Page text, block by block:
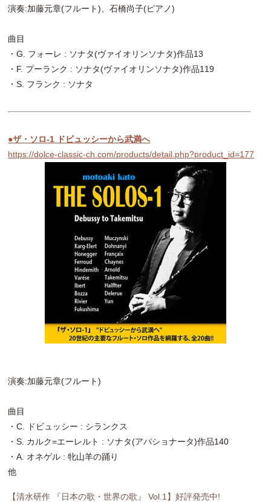
演奏:加藤元章(フルート)、石橋尚子(ピアノ)
曲目
・G. フォーレ : ソナタ(ヴァイオリンソナタ)作品13
・F. プーランク : ソナタ(ヴァイオリンソナタ)作品119
・S. フランク : ソナタ
●ザ・ソロ-1 ドビュッシーから武満へ
https://dolce-classic-ch.com/products/detail.php?product_id=177
演奏:加藤元章(フルート)
曲目
・C. ドビュッシー : シランクス
・S. カルク=エーレルト : ソナタ(アパショナータ)作品140
・A. オネゲル : 牝山羊の踊り
他
【清水研作 『日本の歌・世界の歌』 Vol.1】好評発売中!